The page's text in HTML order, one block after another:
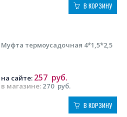
В КОРЗИНУ
Муфта термоусадочная 4*1,5*2,5
в магазине: 270 руб.
на сайте: 257 руб.
В КОРЗИНУ